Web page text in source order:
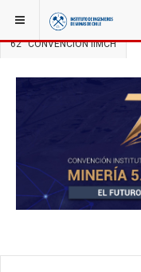
YOU ARE HERE: NOTICIAS
62° CONVENCIÓN IIMCH